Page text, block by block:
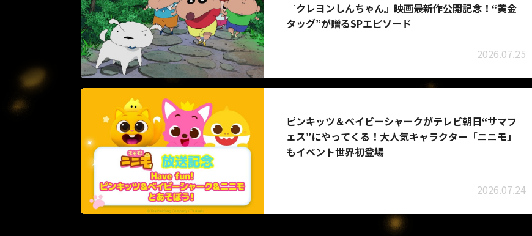
『クレヨンしんちゃん』映画最新作公開記念！“黄金
タッグ”が贈るSPエピソード
2026.07.25
ピンキッツ＆ベイビーシャークがテレビ朝日“サマフ
ェス”にやってくる！大人気キャラクター「ニニモ」
もイベント世界初登場
2026.07.24